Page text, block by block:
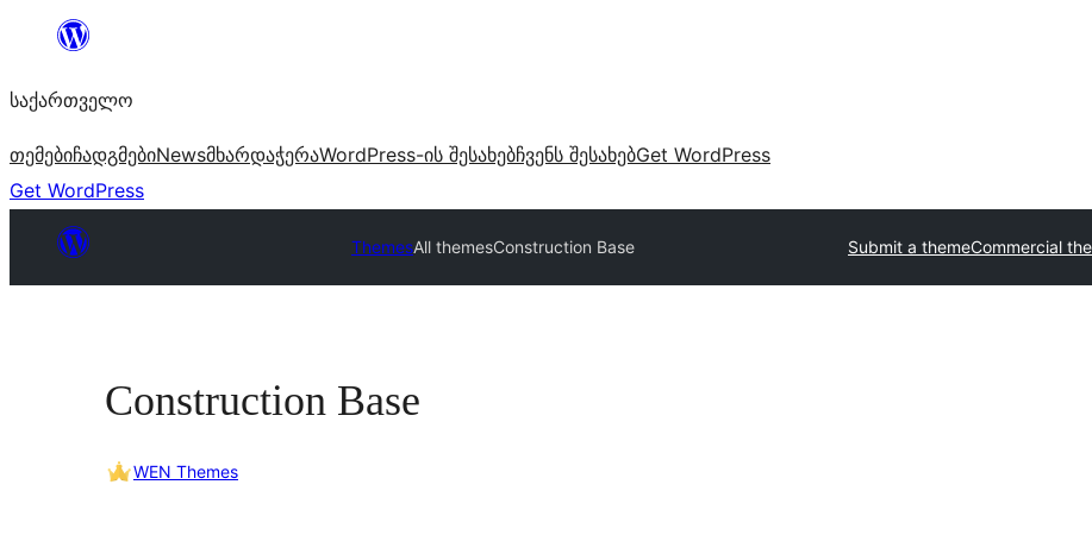
შიგთავსზე
საქართველო
თემებიჩადგმებიNewsმხარდაჭერაWordPress-ის შესახებჩვენს შესახებGet WordPress
Get WordPress
ThemesAll themesConstruction Base Submit a themeCommercial
Construction Base
WEN Themes